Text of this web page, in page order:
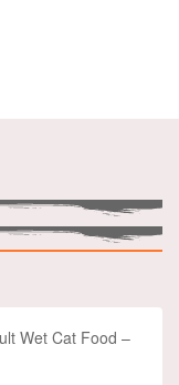
Wet Cat Food –